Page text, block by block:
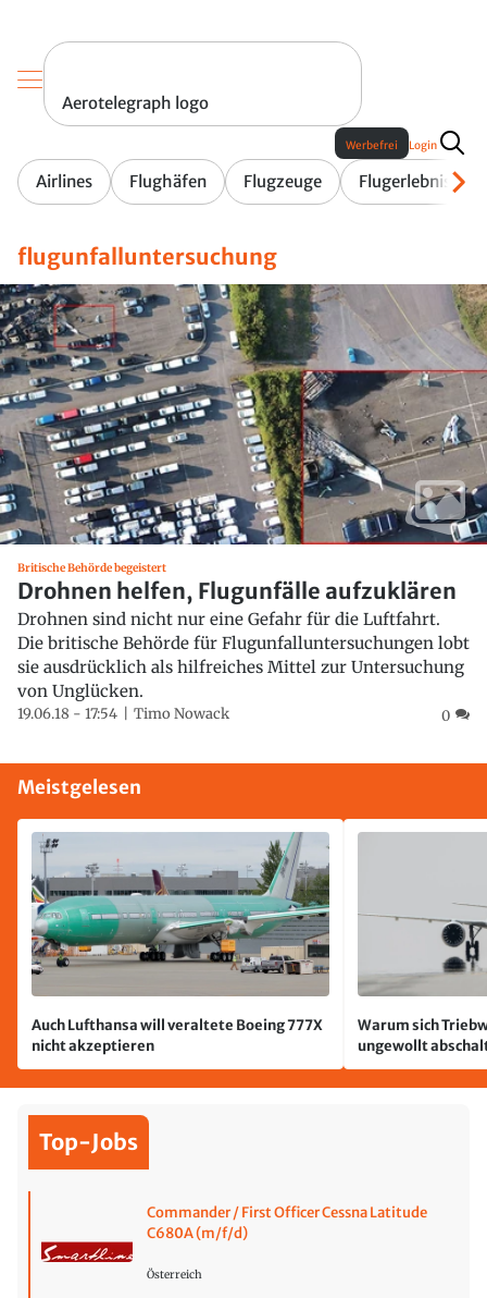
Aerotelegraph logo
Airlines Flughäfen Flugzeuge Flugerlebnis
Werbefrei Login
flugunfalluntersuchung
Britische Behörde begeistert
Drohnen helfen, Flugunfälle aufzuklären
Drohnen sind nicht nur eine Gefahr für die Luftfahrt.
Die britische Behörde für Flugunfalluntersuchungen lobt
sie ausdrücklich als hilfreiches Mittel zur Untersuchung
von Unglücken.
19.06.18 - 17:54 Timo Nowack 0
Meistgelesen
Auch Lufthansa will veraltete Boeing 777X
nicht akzeptieren
Warum sich
ungewollt
passiert
Top-Jobs
Commander / First Officer Cessna Latitude
C680A (m/f/d)
Österreich